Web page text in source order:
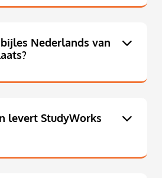
Nederlands van
levert StudyWorks